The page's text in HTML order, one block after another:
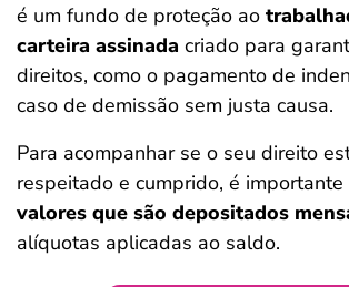
é um fundo de proteção ao
carteira assinada criado para
direitos, como o pagamento de
caso de demissão sem justa causa.
Para acompanhar se o seu direito
respeitado e cumprido, é importante
valores que são depositados
alíquotas aplicadas ao saldo.